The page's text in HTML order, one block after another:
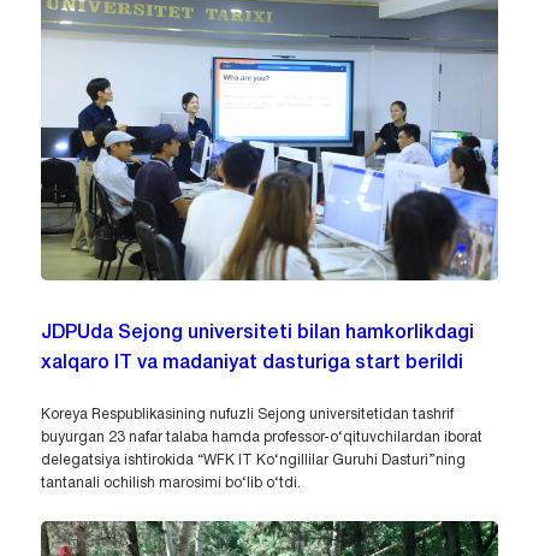
JDPUda Sejong universiteti bilan hamkorlikdagi
xalqaro IT va madaniyat dasturiga start berildi
Koreya Respublikasining nufuzli Sejong universitetidan tashrif
buyurgan 23 nafar talaba hamda professor-o‘qituvchilardan iborat
delegatsiya ishtirokida “WFK IT Ko‘ngillilar Guruhi Dasturi”ning
tantanali ochilish marosimi bo‘lib o‘tdi.